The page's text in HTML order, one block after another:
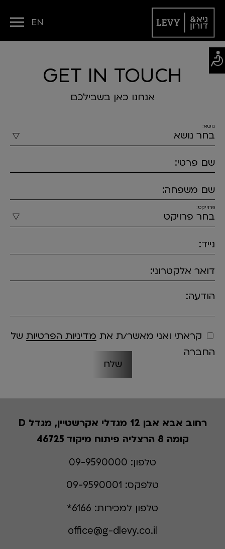
EN
GET IN TOUCH
אנחנו כאן בשבילכם
נושא:
שם פרטי:
שם משפחה:
פרוייקט:
נייד:
דואר אלקטרוני:
הודעה:
קראתי ואני מאשר/ת את מדיניות הפרטיות של
החברה
טלפון:
טלפקס:
טלפון למכירות:
office@g-dlevy.co.il
רחוב אבא אבן 12 מגדלי אקרשטיין, מגדל D
קומה 8 הרצליה פיתוח מיקוד 46725